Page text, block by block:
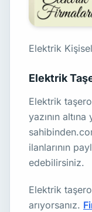
Elektrik
Elektrik
Elektrik
yazının
ilanlarının
edebilirsiniz.
Elektrik
arıyorsanız.